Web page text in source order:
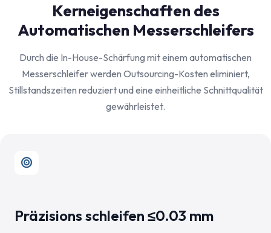
Kerneigenschaften des
Automatischen Messerschleifers
Durch die In-House-Schärfung mit einem automatischen
Messerschleifer werden Outsourcing-Kosten eliminiert,
Stillstandszeiten reduziert und eine einheitliche Schnittqualität
gewährleistet.
Präzisions schleifen ≤0.03 mm